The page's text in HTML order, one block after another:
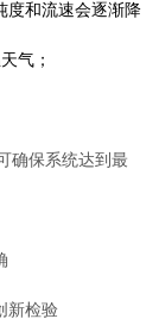
度和流速会逐渐降
气；
确保系统达到最
新检验